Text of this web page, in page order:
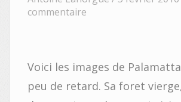
commentaire
Voici les images de
peu de retard. Sa foret